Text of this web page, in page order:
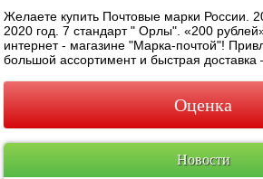
Желаете купить Почтовые марки России.
2020 год. 7 стандарт " Орлы". «200
интернет - магазине "Марка-почтой"!
большой ассортимент и быстрая
Оценка
Новости